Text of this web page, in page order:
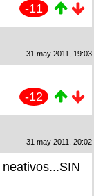
-11
31 may 2011, 19:03
-12
31 may 2011, 20:02